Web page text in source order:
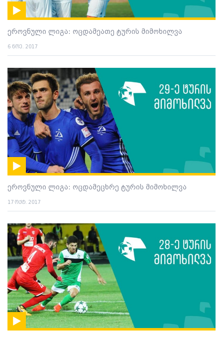
ეროვნული ლიგა: ოცდამეათე ტურის მიმოხილვა
6 ნოე. 2017
ეროვნული ლიგა: ოცდამეცხრე ტურის მიმოხილვა
17 ოქტ. 2017